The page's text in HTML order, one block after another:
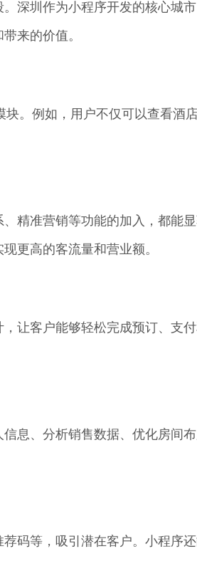
深圳作为小程序开发的核心城
来的价值。
。例如，用户不仅可以查看酒
精准营销等功能的加入，都能
更高的客流量和营业额。
让客户能够轻松完成预订、支
息、分析销售数据、优化房间
码等，吸引潜在客户。小程序